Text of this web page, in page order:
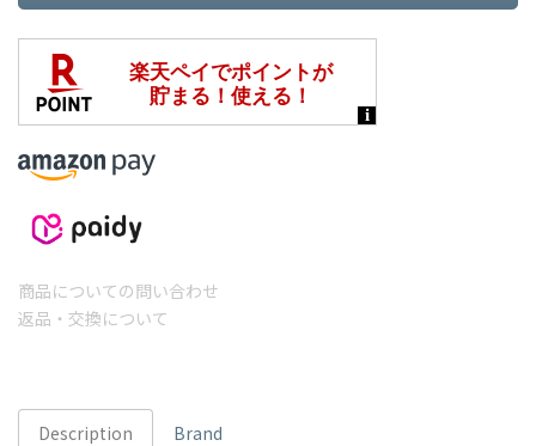
商品についての問い合わせ
返品・交換について
Description Brand